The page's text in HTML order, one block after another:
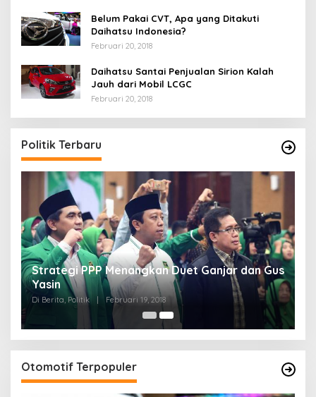
Belum Pakai CVT, Apa yang Ditakuti
Daihatsu Indonesia?
Februari 20, 2018
Daihatsu Santai Penjualan Sirion Kalah
Jauh dari Mobil LCGC
Februari 20, 2018
Politik Terbaru
Strategi PPP Menangkan Duet Ganjar dan Gus
Yasin
Di Berita, Politik | Februari 19, 2018
Otomotif Terpopuler